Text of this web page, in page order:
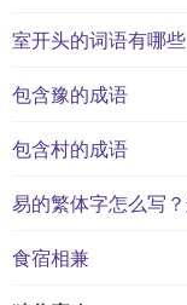
室开头的词语有哪些
包含豫的成语
包含村的成语
食宿相兼